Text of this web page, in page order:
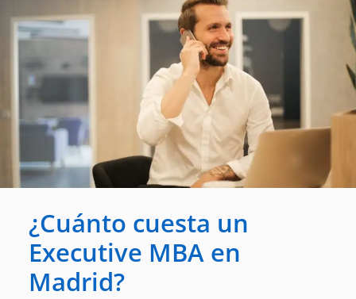
¿Cuánto cuesta un
Executive MBA en
Madrid?